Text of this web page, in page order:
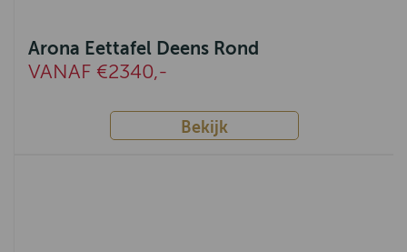
Arona Eettafel Deens Rond
VANAF €2340,-
Bekijk